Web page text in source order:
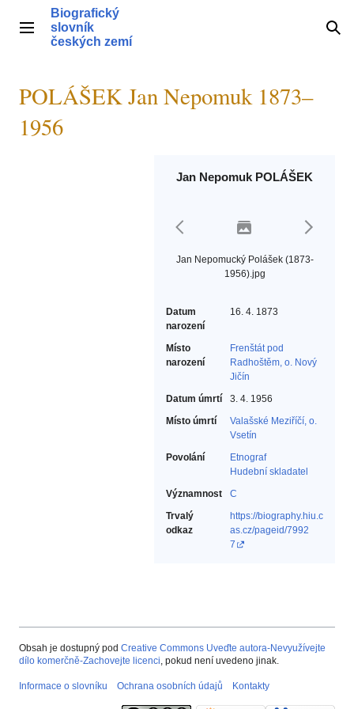
obsahHlavní menu
Biografický
slovník
českých zemí
POLÁŠEK Jan Nepomuk 1873–
1956
Jan Nepomuk POLÁŠEK
Jan Nepomucký Polášek (1873-
1956).jpg
Datum
narození
16. 4. 1873
Místo
narození
Frenštát pod
Radhoštěm, o. Nový
Jičín
Datum úmrtí
3. 4. 1956
Místo úmrtí
Valašské Meziříčí, o.
Vsetín
Povolání
Etnograf‎
Hudební skladatel‎
Významnost
C
Trvalý
odkaz
https://biography.hiu.c
as.cz/pageid/7992
7
Obsah je dostupný pod Creative Commons Uveďte autora-Nevyužívejte
dílo komerčně-Zachovejte licenci, pokud není uvedeno jinak.
Informace o slovníku Ochrana osobních údajů Kontakty